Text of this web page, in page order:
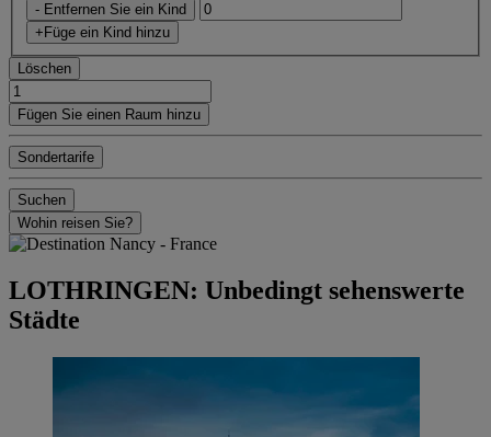
- Entfernen Sie ein Kind
+Füge ein Kind hinzu
Löschen
Fügen Sie einen Raum hinzu
Sondertarife
Suchen
Wohin reisen Sie?
LOTHRINGEN: Unbedingt sehenswerte
Städte